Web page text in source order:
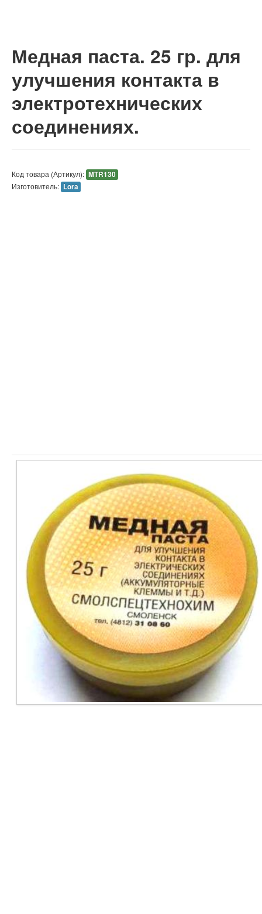
Медная паста. 25 гр. для
улучшения контакта в
электротехнических
соединениях.
Код товара (Артикул): MTR130
Изготовитель: Lora